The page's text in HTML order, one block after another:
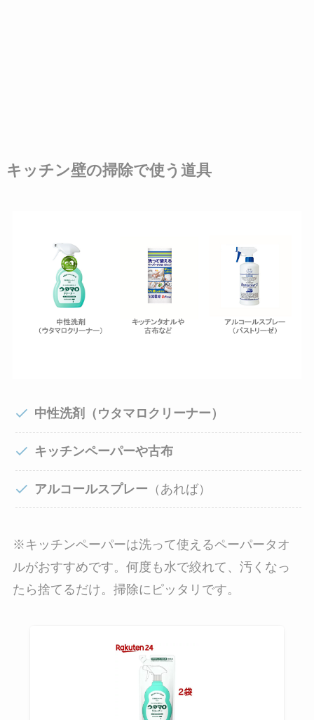
キッチン壁の掃除で使う道具
中性洗剤（ウタマロクリーナー）
キッチンペーパーや古布
アルコールスプレー （あれば）
※キッチンペーパーは洗って使えるペーパータオ
ルがおすすめです。何度も水で絞れて、汚くなっ
たら捨てるだけ。掃除にピッタリです。